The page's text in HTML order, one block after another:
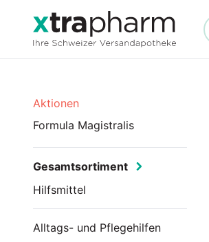
Aktionen
Formula Magistralis
Gesamtsortiment
Hilfsmittel
Alltags- und Pflegehilfen